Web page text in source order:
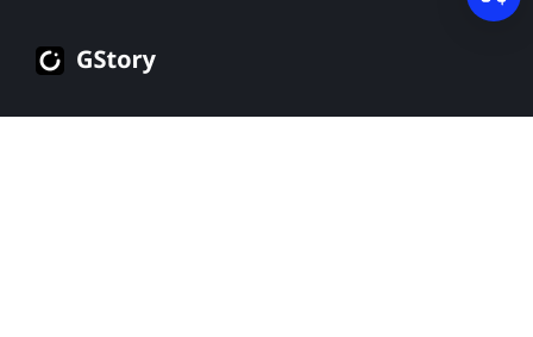
Logg inn
Alt-i-ett videoredigerer for enkel redigering og bedre